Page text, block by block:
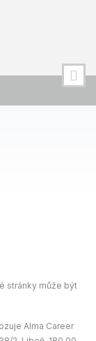
stránky může být
Alma Career